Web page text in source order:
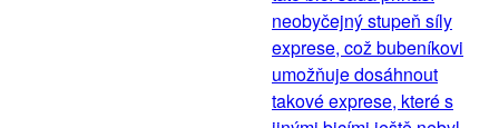
neobyčejný stupeň síly
exprese, což bubeníkovi
umožňuje dosáhnout
takové exprese, které s